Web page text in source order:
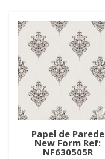
Papel de Parede
New Form Ref:
NF630505R